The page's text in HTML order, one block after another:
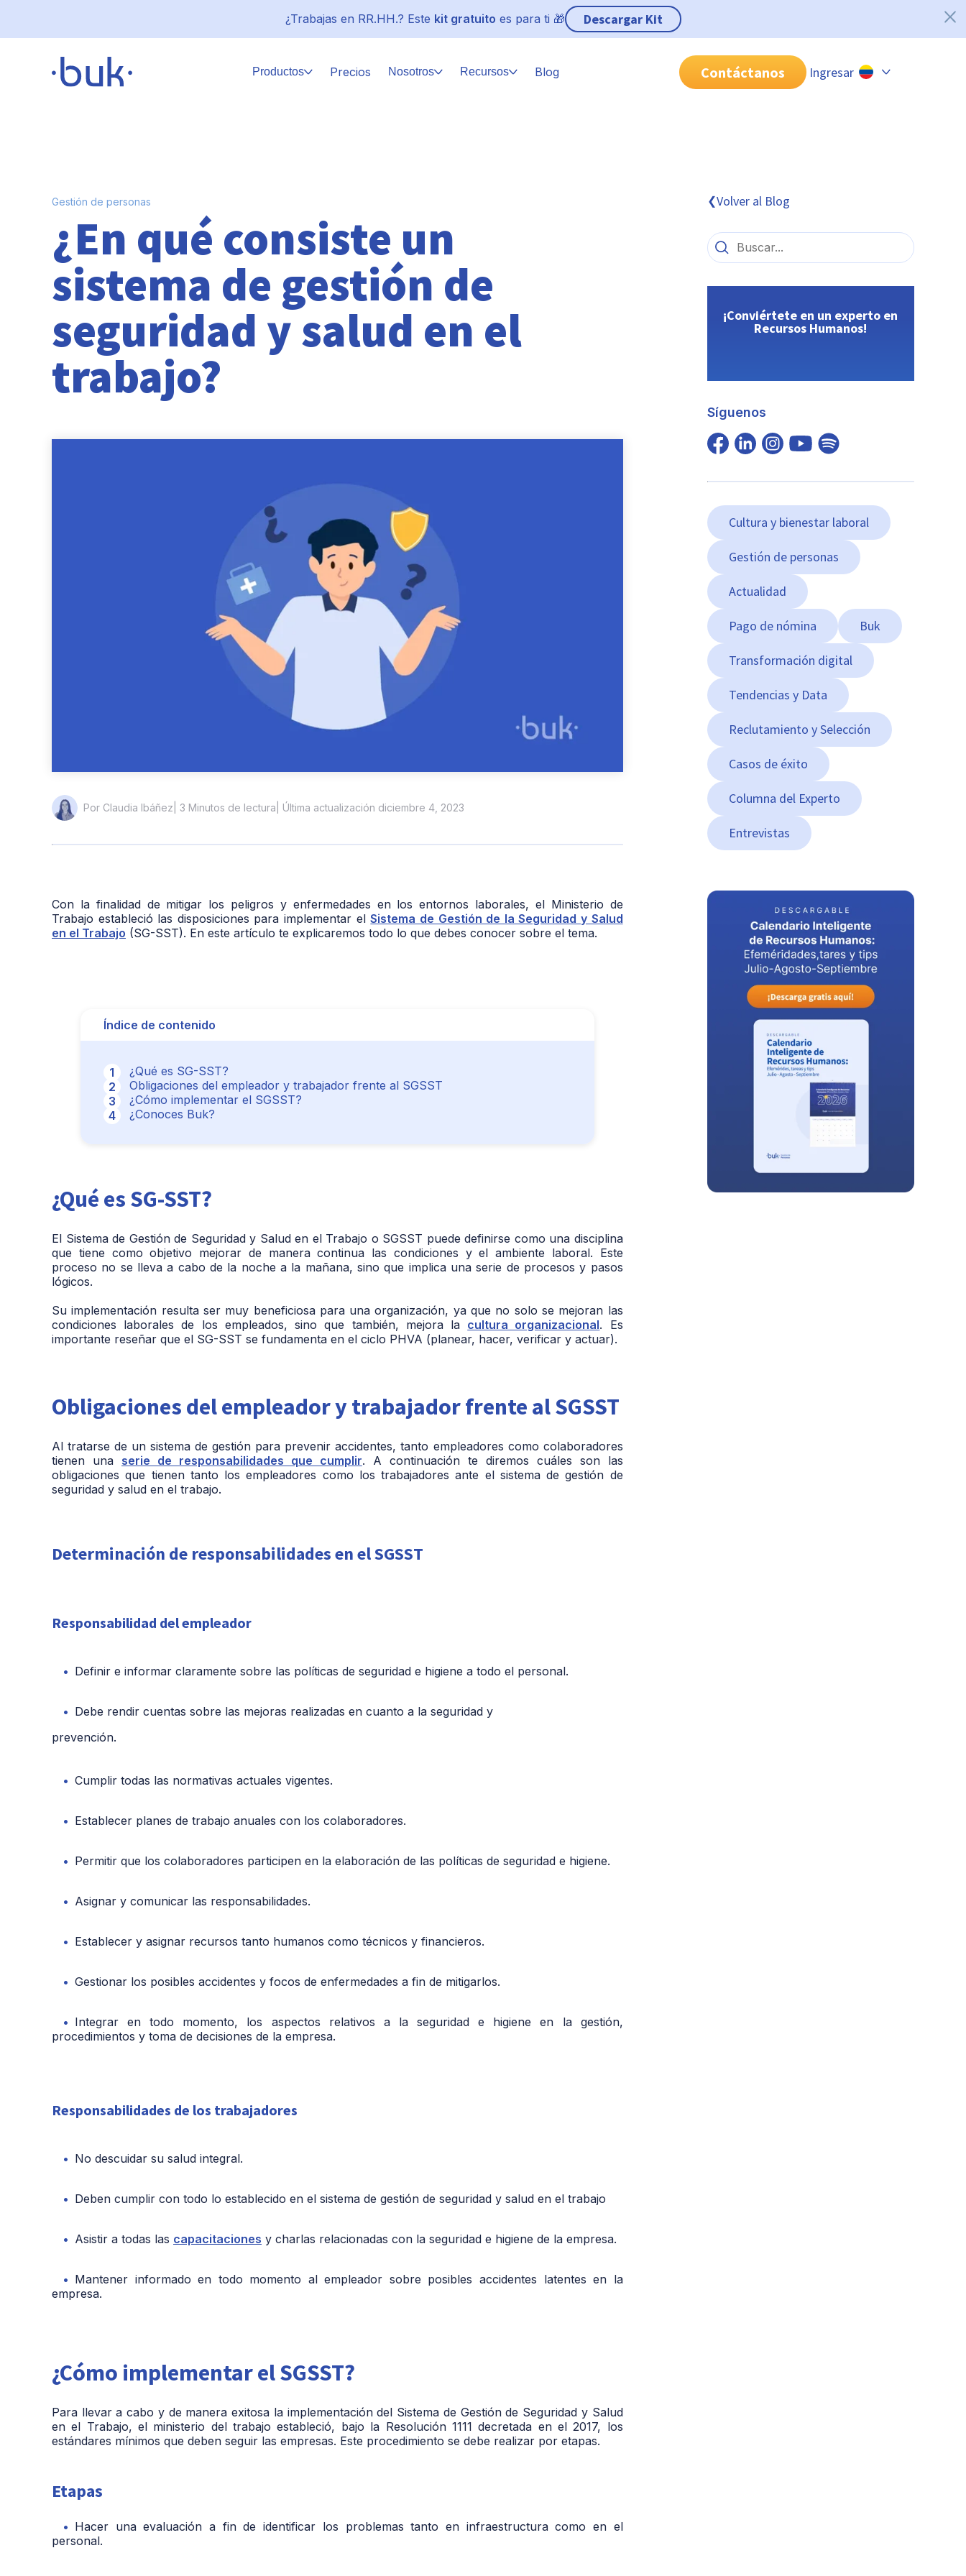
¿Trabajas en RR.HH.? Este kit gratuito es para ti 🎁 Descargar Kit
Productos Precios Nosotros Recursos Blog Contáctanos Ingresar
Gestión de personas
¿En qué consiste un
sistema de gestión de
seguridad y salud en el
trabajo?
Por Claudia Ibáñez | 3 Minutos de lectura | Última actualización diciembre 4, 2023
Con la finalidad de mitigar los peligros y enfermedades en los entornos laborales, el Ministerio de
Trabajo estableció las disposiciones para implementar elSistema de Gestión de la Seguridad y Salud
en el Trabajo (SG-SST). En este artículo te explicaremos todo lo que debes conocer sobre el tema.
Índice de contenido
¿Qué es SG-SST?
Obligaciones del empleador y trabajador frente al SGSST
¿Cómo implementar el SGSST?
¿Conoces Buk?
¿Qué es SG-SST?
El Sistema de Gestión de Seguridad y Salud en el Trabajo o SGSST puede definirse como una disciplina
que tiene como objetivo mejorar de manera continua las condiciones y el ambiente laboral. Este
proceso no se lleva a cabo de la noche a la mañana, sino que implica una serie de procesos y pasos
lógicos.
Su implementación resulta ser muy beneficiosa para una organización, ya que no solo se mejoran las
condiciones laborales de los empleados, sino que también, mejora la cultura organizacional. Es
importante reseñar que el SG-SST se fundamenta en el ciclo PHVA (planear, hacer, verificar y actuar).
Obligaciones del empleador y trabajador frente al SGSST
Al tratarse de un sistema de gestión para prevenir accidentes, tanto empleadores como colaboradores
tienen una serie de responsabilidades que cumplir. A continuación te diremos cuáles son las
obligaciones que tienen tanto los empleadores como los trabajadores ante el sistema de gestión de
seguridad y salud en el trabajo.
Determinación de responsabilidades en el SGSST
Responsabilidad del empleador
Definir e informar claramente sobre las políticas de seguridad e higiene a todo el personal.
Debe rendir cuentas sobre las mejoras realizadas en cuanto a la seguridad y
prevención.
Cumplir todas las normativas actuales vigentes.
Establecer planes de trabajo anuales con los colaboradores.
Permitir que los colaboradores participen en la elaboración de las políticas de seguridad e higiene.
Asignar y comunicar las responsabilidades.
Establecer y asignar recursos tanto humanos como técnicos y financieros.
Gestionar los posibles accidentes y focos de enfermedades a fin de mitigarlos.
Integrar en todo momento, los aspectos relativos a la seguridad e higiene en la gestión,
procedimientos y toma de decisiones de la empresa.
Responsabilidades de los trabajadores
No descuidar su salud integral.
Deben cumplir con todo lo establecido en el sistema de gestión de seguridad y salud en el trabajo
Asistir a todas las capacitaciones y charlas relacionadas con la seguridad e higiene de la empresa.
Mantener informado en todo momento al empleador sobre posibles accidentes latentes en la
empresa.
¿Cómo implementar el SGSST?
Para llevar a cabo y de manera exitosa la implementación del Sistema de Gestión de Seguridad y Salud
en el Trabajo, el ministerio del trabajo estableció, bajo la Resolución 1111 decretada en el 2017, los
estándares mínimos que deben seguir las empresas. Este procedimiento se debe realizar por etapas.
Etapas
Hacer una evaluación a fin de identificar los problemas tanto en infraestructura como en el
personal.
❮Volver al Blog
¡Conviértete en un experto en
Recursos Humanos!
Síguenos
Cultura y bienestar laboral
Gestión de personas
Actualidad
Pago de nómina Buk
Transformación digital
Tendencias y Data
Reclutamiento y Selección
Casos de éxito
Columna del Experto
Entrevistas